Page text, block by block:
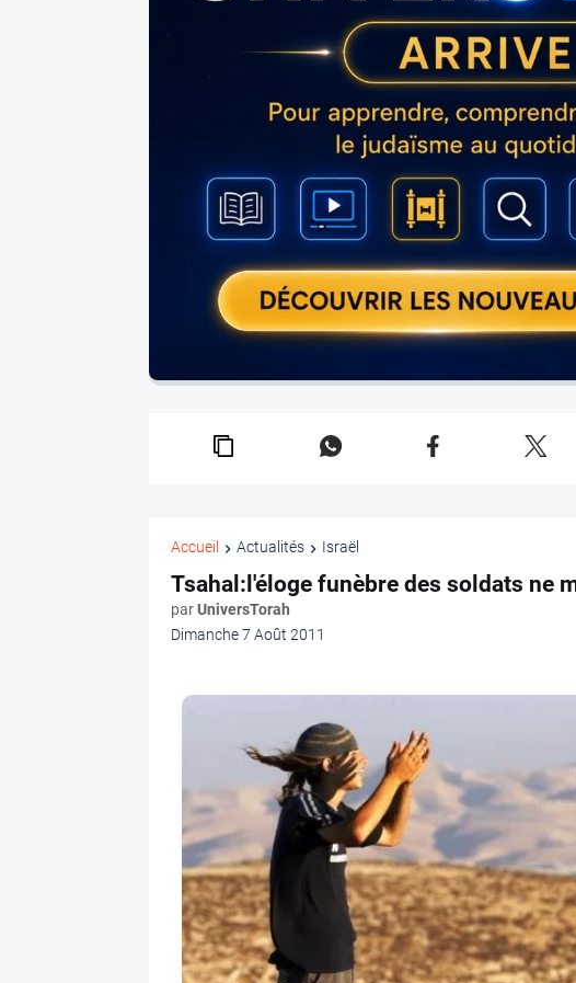
Accueil Actualités Israël
Tsahal:l'éloge funèbre des soldats ne
parUniversTorah
Dimanche 7 Août 2011